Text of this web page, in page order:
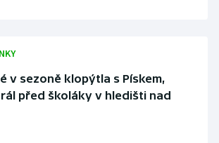
v sezoně klopýtla s Pískem,
před školáky v hledišti nad